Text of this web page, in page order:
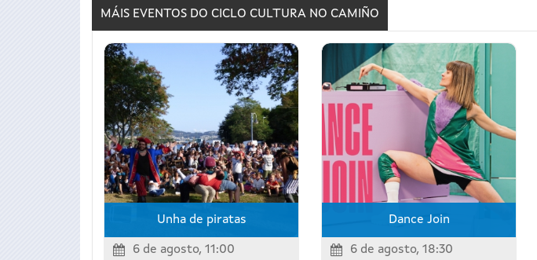
MÁIS EVENTOS DO CICLO CULTURA NO CAMIÑO
Unha de piratas
6 de agosto, 11:00
Dance Join
6 de agosto, 18:30